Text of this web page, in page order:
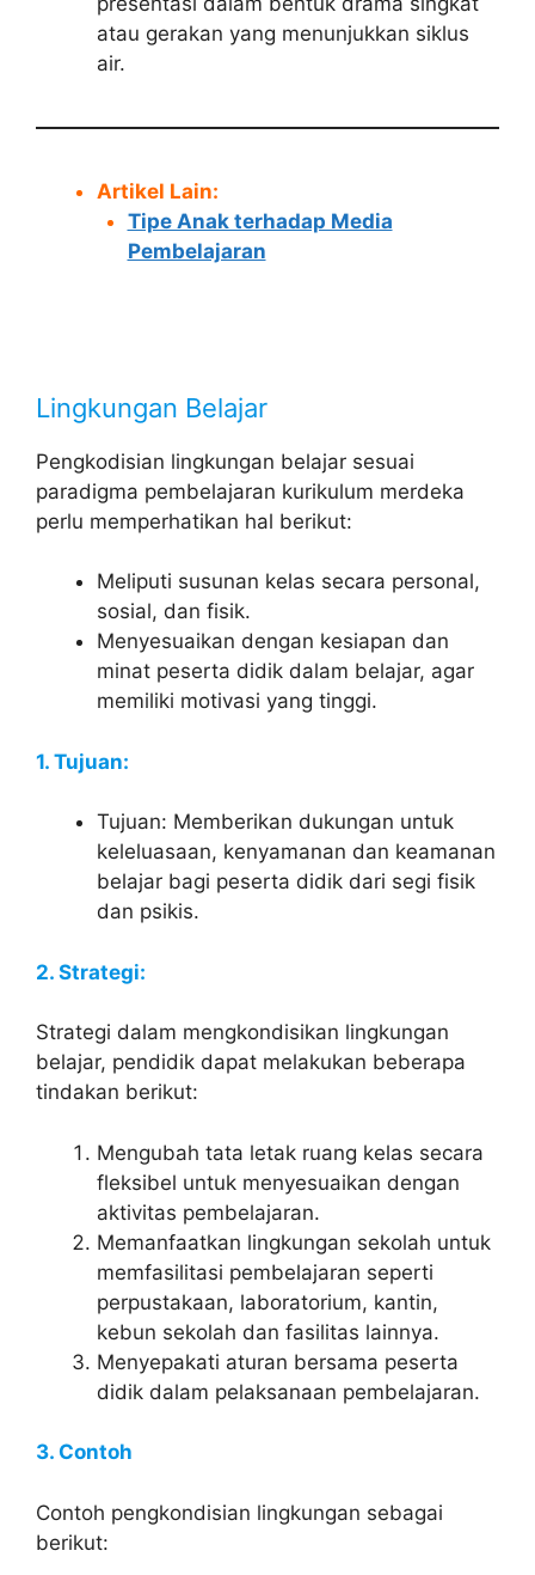
atau gerakan yang menunjukkan siklus
air.
Artikel Lain:
Tipe Anak terhadap Media
Pembelajaran
Lingkungan Belajar
Pengkodisian lingkungan belajar sesuai
paradigma pembelajaran kurikulum merdeka
perlu memperhatikan hal berikut:
Meliputi susunan kelas secara personal,
sosial, dan fisik.
Menyesuaikan dengan kesiapan dan
minat peserta didik dalam belajar, agar
memiliki motivasi yang tinggi.
1. Tujuan:
Tujuan: Memberikan dukungan untuk
keleluasaan, kenyamanan dan keamanan
belajar bagi peserta didik dari segi fisik
dan psikis.
2. Strategi:
Strategi dalam mengkondisikan lingkungan
belajar, pendidik dapat melakukan beberapa
tindakan berikut:
Mengubah tata letak ruang kelas secara
fleksibel untuk menyesuaikan dengan
aktivitas pembelajaran.
Memanfaatkan lingkungan sekolah untuk
memfasilitasi pembelajaran seperti
perpustakaan, laboratorium, kantin,
kebun sekolah dan fasilitas lainnya.
Menyepakati aturan bersama peserta
didik dalam pelaksanaan pembelajaran.
3. Contoh
Contoh pengkondisian lingkungan sebagai
berikut: